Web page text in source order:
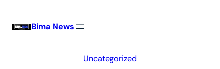
Bima News
Uncategorized